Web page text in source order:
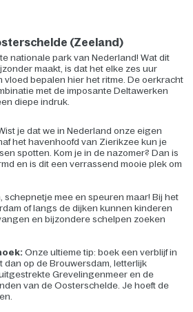
(Zeeland)
nationale park van Nederland! Wat dit
maakt, is dat het elke zes uur
vloed bepalen hier het ritme. De oerkracht
met de imposante Deltawerken
diepe indruk.
je dat we in Nederland onze eigen
het havenhoofd van Zierikzee kun je
spotten. Kom je in de nazomer? Dan is
en is dit een verrassend mooie plek om
schepnetje mee en speuren maar! Bij het
of langs de dijken kunnen kinderen
en bijzondere schelpen zoeken
Onze ultieme tip: boek een verblijf in
dan op de Brouwersdam, letterlijk
Grevelingenmeer en de
van de Oosterschelde. Je hoeft de